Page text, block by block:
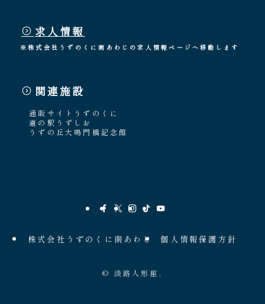
求人情報
※株式会社うずのくに南あわじの求人情報ページへ移動します
関連施設
通販サイトうずのくに
道の駅うずしお
うずの丘大鳴門橋記念館
株式会社うずのくに南あわじ 個人情報保護方針
© 淡路人形座.